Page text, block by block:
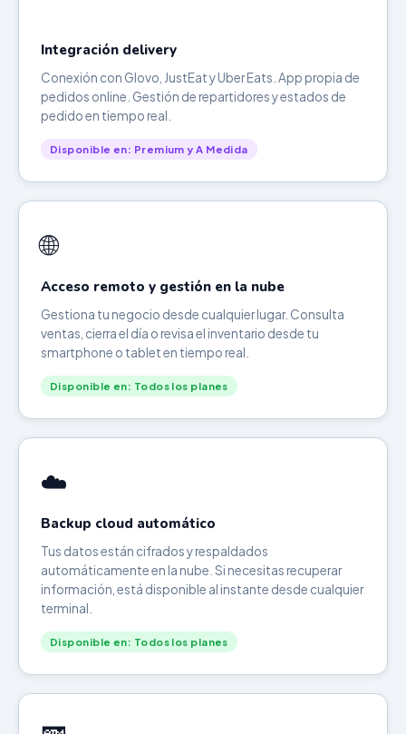
Integración delivery
Conexión con Glovo, JustEat y Uber Eats. App propia de
pedidos online. Gestión de repartidores y estados de
pedido en tiempo real.
Disponible en: Premium y A Medida
🌐
Acceso remoto y gestión en la nube
Gestiona tu negocio desde cualquier lugar. Consulta
ventas, cierra el día o revisa el inventario desde tu
smartphone o tablet en tiempo real.
Disponible en: Todos los planes
☁️
Backup cloud automático
Tus datos están cifrados y respaldados
automáticamente en la nube. Si necesitas recuperar
información, está disponible al instante desde cualquier
terminal.
Disponible en: Todos los planes